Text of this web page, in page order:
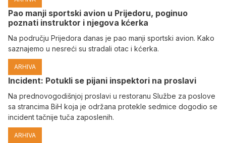
Pao manji sportski avion u Prijedoru, poginuo
poznati instruktor i njegova kćerka
Na području Prijedora danas je pao manji sportski avion. Kako
saznajemo u nesreći su stradali otac i kćerka.
ARHIVA
Incident: Potukli se pijani inspektori na proslavi
Na prednovogodišnjoj proslavi u restoranu Službe za poslove
sa strancima BiH koja je održana protekle sedmice dogodio se
incident tačnije tuča zaposlenih.
ARHIVA